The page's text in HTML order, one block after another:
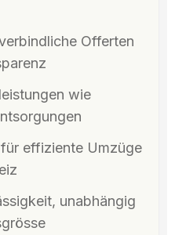
Offerten
wie
effiziente Umzüge
unabhängig